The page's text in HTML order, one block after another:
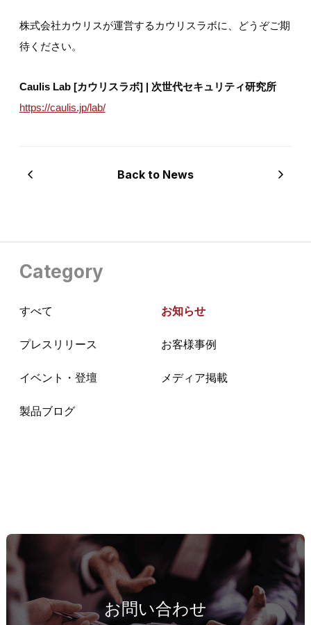
株式会社カウリスが運営するカウリスラボに、どうぞご期
待ください。
Caulis Lab [カウリスラボ] | 次世代セキュリティ研究所
https://caulis.jp/lab/
Back to News
Category
すべて お知らせ
プレスリリース お客様事例
イベント・登壇 メディア掲載
製品ブログ
お問い合わせ